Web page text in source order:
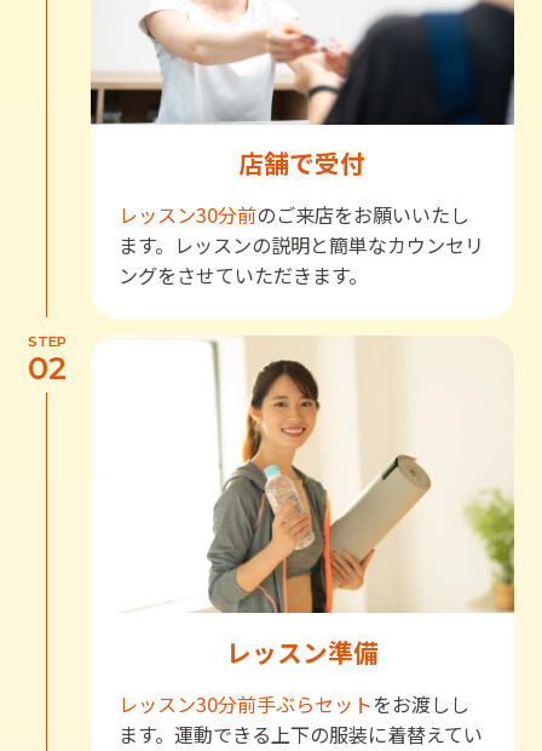
店舗で受付
レッスン30分前のご来店をお願いいたし
ます。レッスンの説明と簡単なカウンセリ
ングをさせていただきます。
STEP
02
レッスン準備
レッスン30分前手ぶらセットをお渡しし
ます。運動できる上下の服装に着替えてい